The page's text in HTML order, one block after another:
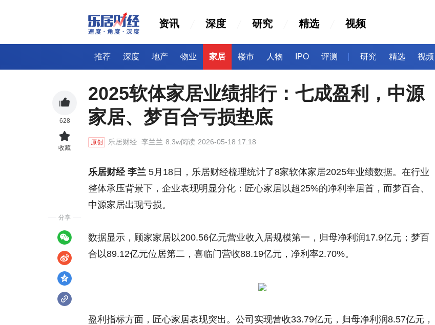
资讯 深度 研究 精选 视频
推荐 深度 地产 物业 家居 楼市 人物 IPO 评测 研究 精选 视频
2025软体家居业绩排行：七成盈利，中源
家居、梦百合亏损垫底
原创 乐居财经 李兰兰 8.3w阅读 2026-05-18 17:18
乐居财经 李兰 5月18日，乐居财经梳理统计了8家软体家居2025年业绩数据。在行业
整体承压背景下，企业表现明显分化：匠心家居以超25%的净利率居首，而梦百合、
中源家居出现亏损。
数据显示，顾家家居以200.56亿元营业收入居规模第一，归母净利润17.9亿元；梦百
合以89.12亿元位居第二，喜临门营收88.19亿元，净利率2.70%。
盈利指标方面，匠心家居表现突出。公司实现营收33.79亿元，归母净利润8.57亿元，
628
收藏
分享